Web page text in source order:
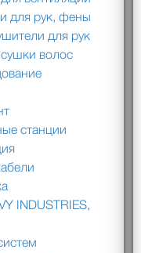
для рук, фены
для рук
волос
станции
INDUSTRIES,